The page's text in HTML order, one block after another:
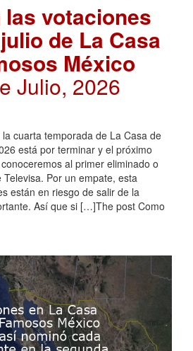
las votaciones
de La Casa
México
Julio, 2026
cuarta temporada de La Casa de
está por terminar y el próximo
al primer eliminado o
Por un empate, esta
están en riesgo de salir de la
Así que si […]The post Como